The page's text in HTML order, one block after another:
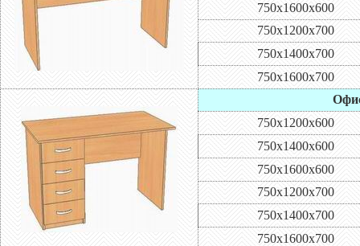
750х1600х600
750х1200х700
750х1400х700
750х1600х700
750х1200х600
750х1400х600
750х1600х600
750х1200х700
750х1400х700
750х1600х700